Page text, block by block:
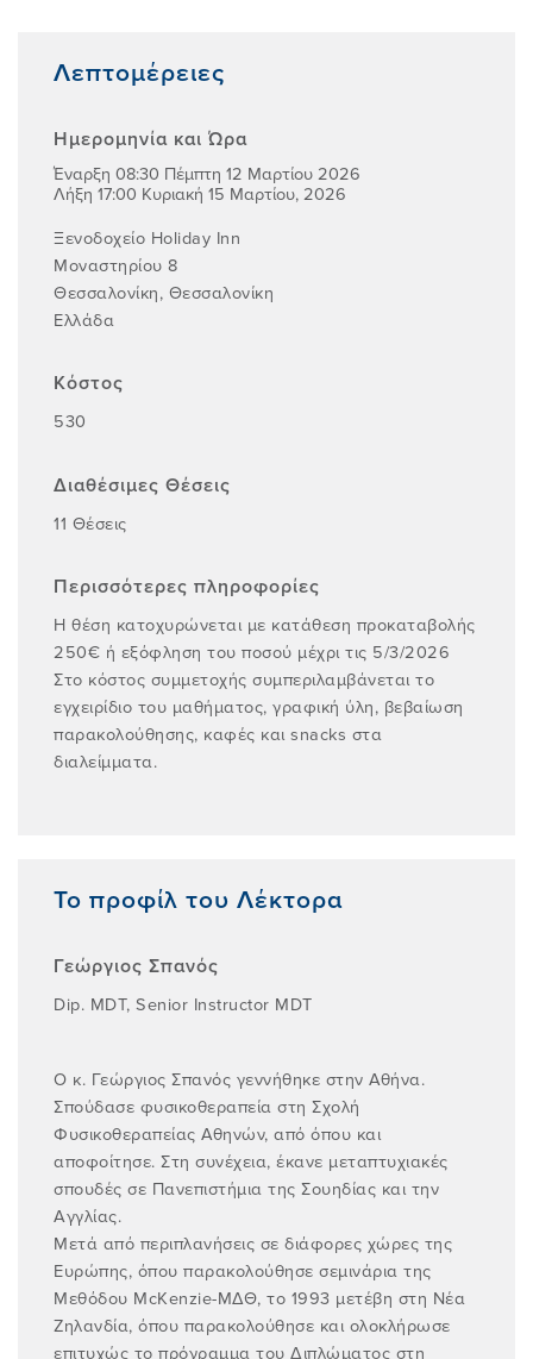
Λεπτομέρειες
Ημερομηνία και Ώρα
Έναρξη 08:30 Πέμπτη 12 Μαρτίου 2026
Λήξη 17:00 Κυριακή 15 Μαρτίου, 2026
Ξενοδοχείο Holiday Inn
Μοναστηρίου 8
Θεσσαλονίκη, Θεσσαλονίκη
Ελλάδα
Κόστος
530
Διαθέσιμες Θέσεις
11 Θέσεις
Περισσότερες πληροφορίες
Η θέση κατοχυρώνεται με κατάθεση προκαταβολής
250€ ή εξόφληση του ποσού μέχρι τις 5/3/2026
Στο κόστος συμμετοχής συμπεριλαμβάνεται το
εγχειρίδιο του μαθήματος, γραφική ύλη, βεβαίωση
παρακολούθησης, καφές και snacks στα
διαλείμματα.
Το προφίλ του Λέκτορα
Γεώργιος Σπανός
Dip. MDT, Senior Instructor MDT
Ο κ. Γεώργιος Σπανός γεννήθηκε στην Αθήνα.
Σπούδασε φυσικοθεραπεία στη Σχολή
Φυσικοθεραπείας Αθηνών, από όπου και
αποφοίτησε. Στη συνέχεια, έκανε μεταπτυχιακές
σπουδές σε Πανεπιστήμια της Σουηδίας και την
Αγγλίας.
Μετά από περιπλανήσεις σε διάφορες χώρες της
Ευρώπης, όπου παρακολούθησε σεμινάρια της
Μεθόδου ΜcKenzie-ΜΔΘ, το 1993 μετέβη στη Νέα
Ζηλανδία, όπου παρακολούθησε και ολοκλήρωσε
επιτυχώς το πρόγραμμα του Διπλώματος στη